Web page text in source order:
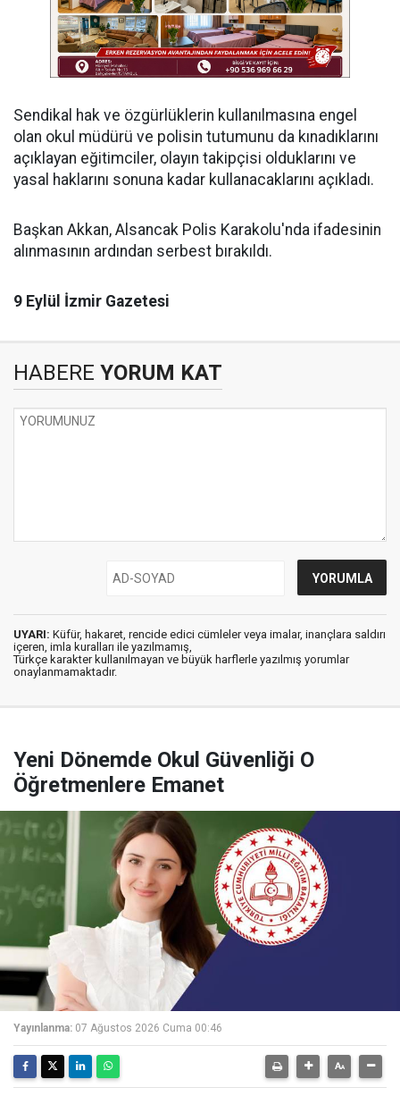
Sendikal hak ve özgürlüklerin kullanılmasına engel
olan okul müdürü ve polisin tutumunu da kınadıklarını
açıklayan eğitimciler, olayın takipçisi olduklarını ve
yasal haklarını sonuna kadar kullanacaklarını açıkladı.
Başkan Akkan, Alsancak Polis Karakolu'nda ifadesinin
alınmasının ardından serbest bırakıldı.
9 Eylül İzmir Gazetesi
HABERE YORUM KAT
UYARI: Küfür, hakaret, rencide edici cümleler veya imalar, inançlara saldırı
içeren, imla kuralları ile yazılmamış,
Türkçe karakter kullanılmayan ve büyük harflerle yazılmış yorumlar
onaylanmamaktadır.
Yeni Dönemde Okul Güvenliği O
Öğretmenlere Emanet
Yayınlanma: 07 Ağustos 2026 Cuma 00:46